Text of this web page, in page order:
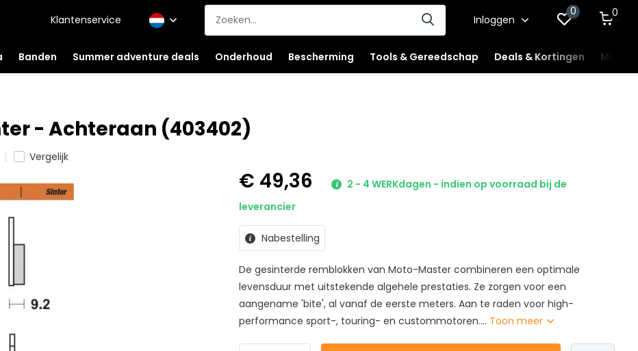
Klantenservice Inloggen
0 0
Banden Summer adventure deals Onderhoud Bescherming Tools & Gereedschap Deals & Kortingen
- Achteraan (403402)
Vergelijk
€ 49,36
2 - 4 WERKdagen - indien op voorraad bij de
leverancier
Nabestelling
De gesinterde remblokken van Moto-Master combineren een optimale
levensduur met uitstekende algehele prestaties. Ze zorgen voor een
aangename 'bite', al vanaf de eerste meters. Aan te raden voor high-
performance sport-, touring- en custommotoren.... Toon meer